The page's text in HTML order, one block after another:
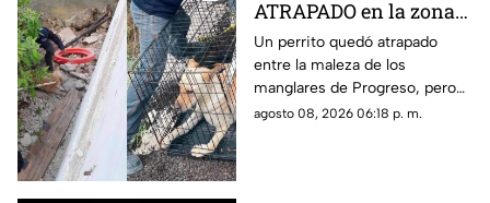
ATRAPADO en la zona
de manglares de
Progreso; así fue
rescatado
Un perrito quedó atrapado
entre la maleza de los
manglares de Progreso, pero
fue rescatado por integrantes
agosto 08, 2026 06:18 p. m.